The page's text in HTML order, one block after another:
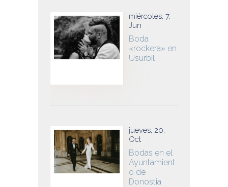
miércoles, 7,
Jun
Boda
«rockera» en
Usurbil
jueves, 20,
Oct
Bodas en el
Ayuntamient
o de
Donostia